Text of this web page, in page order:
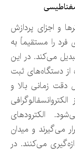
و اجزای پردازش
را مستقیماً به
می‌کند. در این
از دستگاه‌های ثبت
دقت زمانی بالا و
الکترودهای
می‌گیرند و میدان
می‌کنند. در